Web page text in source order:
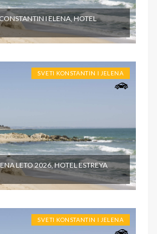
I ELENA, HOTEL
SVETI KONSTANTIN I JELENA
LETO 2026, HOTEL ESTREYA
SVETI KONSTANTIN I JELENA